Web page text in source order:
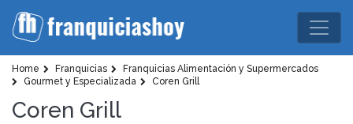
Home Franquicias
Franquicias Alimentación y Supermercados
Gourmet y Especializada
Coren Grill
Coren Grill